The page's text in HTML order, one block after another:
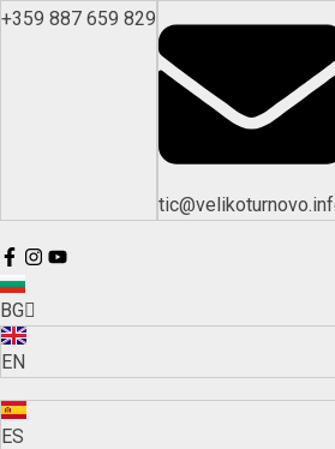
+359 887 659 829
BG
EN
ES